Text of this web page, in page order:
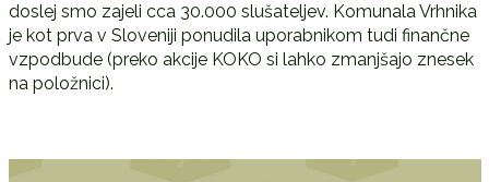
doslej smo zajeli cca 30.000 slušateljev. Komunala Vrhnika
je kot prva v Sloveniji ponudila uporabnikom tudi finančne
vzpodbude (preko akcije KOKO si lahko zmanjšajo znesek
na položnici).